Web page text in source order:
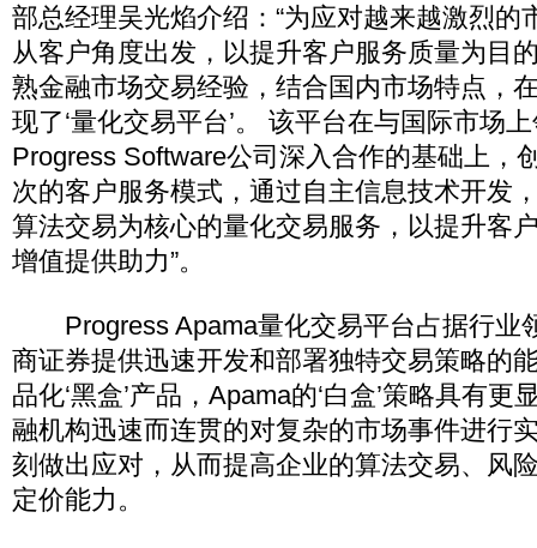
部总经理吴光焰介绍：“为应对越来越激烈的
从客户角度出发，以提升客户服务质量为目
熟金融市场交易经验，结合国内市场特点，
现了‘量化交易平台’。 该平台在与国际市场
Progress Software公司深入合作的基础上，
次的客户服务模式，通过自主信息技术开发
算法交易为核心的量化交易服务，以提升客
增值提供助力”。
Progress Apama量化交易平台占据行业
商证券提供迅速开发和部署独特交易策略的
品化‘黑盒’产品，Apama的‘白盒’策略具有更
融机构迅速而连贯的对复杂的市场事件进行
刻做出应对，从而提高企业的算法交易、风
定价能力。